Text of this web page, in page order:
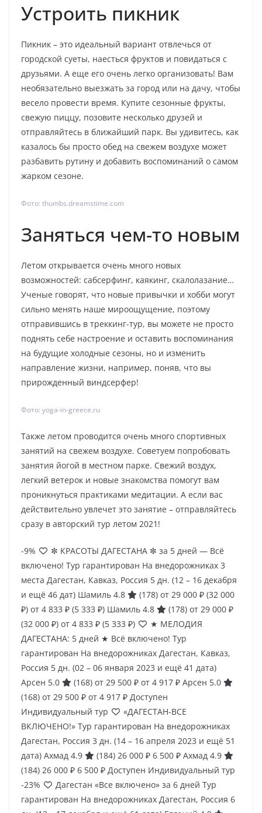
Устроить пикник
Пикник – это идеальный вариант отвлечься от
городской суеты, наесться фруктов и повидаться с
друзьями. А еще его очень легко организовать! Вам
необязательно выезжать за город или на дачу, чтобы
весело провести время. Купите сезонные фрукты,
свежую пиццу, позовите несколько друзей и
отправляйтесь в ближайший парк. Вы удивитесь, как
казалось бы просто обед на свежем воздухе может
разбавить рутину и добавить воспоминаний о самом
жарком сезоне.
Фото: thumbs.dreamstime.com
Заняться чем-то новым
Летом открывается очень много новых
возможностей: сабсерфинг, каякинг, скалолазание…
Ученые говорят, что новые привычки и хобби могут
сильно менять наше мироощущение, поэтому
отправившись в треккинг-тур, вы можете не просто
поднять себе настроение и оставить воспоминания
на будущие холодные сезоны, но и изменить
направление жизни, например, поняв, что вы
прирожденный виндсерфер!
Фото: yoga-in-greece.ru
Также летом проводится очень много спортивных
занятий на свежем воздухе. Советуем попробовать
занятия йогой в местном парке. Свежий воздух,
легкий ветерок и новые знакомства помогут вам
проникнуться практиками медитации. А если вас
действительно увлечет это занятие – отправляйтесь
сразу в авторский тур летом 2021!
-9%
✼ КРАСОТЫ ДАГЕСТАНА ✼ за 5 дней — Всё
включено! Тур гарантирован На внедорожниках 3
места Дагестан, Кавказ, Россия 5 дн. (12 – 16 декабря
и ещё 46 дат) Шамиль 4.8 (178) от 29 000 ₽ (32 000
₽) от 4 833 ₽ (5 333 ₽) Шамиль 4.8 (178) от 29 000 ₽
(32 000 ₽) от 4 833 ₽ (5 333 ₽)
★ МЕЛОДИЯ
ДАГЕСТАНА: 5 дней ★ Всё включено! Тур
гарантирован На внедорожниках Дагестан, Кавказ,
Россия 5 дн. (02 – 06 января 2023 и ещё 41 дата)
Арсен 5.0
(168) от 29 500 ₽ от 4 917 ₽ Арсен 5.0
(168) от 29 500 ₽ от 4 917 ₽ Доступен
Индивидуальный тур
«ДАГЕСТАН-ВСЕ
ВКЛЮЧЕНО!» Тур гарантирован На внедорожниках
Дагестан, Россия 3 дн. (14 – 16 апреля 2023 и ещё 51
дата) Ахмад 4.9 (184) 26 000 ₽ 6 500 ₽ Ахмад 4.9
(184) 26 000 ₽ 6 500 ₽ Доступен Индивидуальный тур
-23%
Дагестан «Все включено» за 6 дней Тур
гарантирован На внедорожниках Дагестан, Россия 6